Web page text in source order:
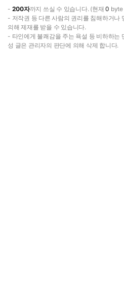
- 200자까지 쓰실 수 있습니다. (현재0
- 저작권 등 다른 사람의 권리를 침해하거나
의해 제재를 받을 수 있습니다.
- 타인에게 불쾌감을 주는 욕설 등 비하하는
성 글은 관리자의 판단에 의해 삭제 합니다.